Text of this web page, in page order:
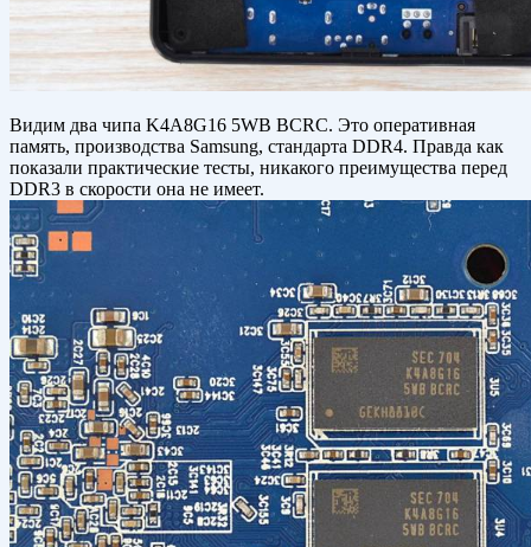
Видим два чипа K4A8G16 5WB BCRC. Это оперативная
память, производства Samsung, стандарта DDR4. Правда как
показали практические тесты, никакого преимущества перед
DDR3 в скорости она не имеет.